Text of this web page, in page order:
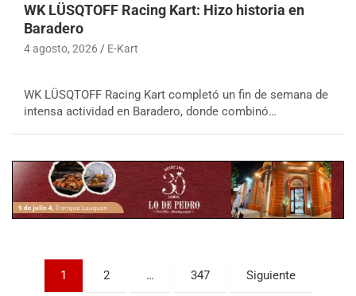
WK LÜSQTOFF Racing Kart: Hizo historia en
Baradero
4 agosto, 2026 E-Kart
WK LÜSQTOFF Racing Kart completó un fin de semana de
intensa actividad en Baradero, donde combinó…
Paginación
1 2 … 347 Siguiente
08/09-AGO
KDO - F6
Ciudad de Trenque Lauquen (Asfalto)
Trenque Lauquen (Buenos Aires)
Villaguay (Entre Ríos)